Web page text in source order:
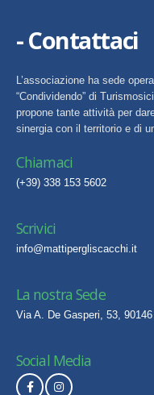
- Contattaci
L’associazione ha sede
“Condividendo” di
propone tante attività per
sinergia con il territorio e di
Chiamaci
(+39) 338 153 5602
Scrivici
info@mattipergliscacchi.it
La nostra Sede
Via A. De Gasperi, 53,
Social Media